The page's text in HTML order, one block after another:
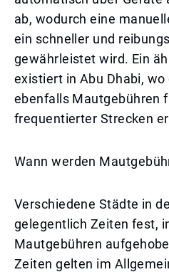
ab, wodurch eine
ein schneller und
gewährleistet wird. Ein
existiert in Abu Dhabi, wo
ebenfalls Mautgebühren
frequentierter Strecken
Wann werden
Verschiedene Städte in
gelegentlich Zeiten fest,
Mautgebühren
Zeiten gelten im